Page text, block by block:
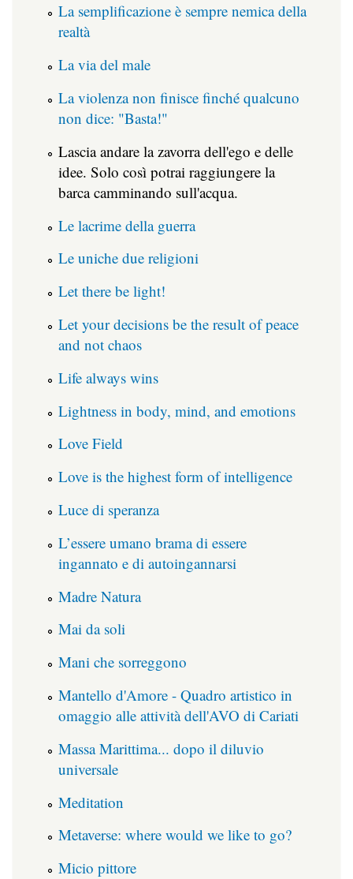
La semplificazione è sempre nemica della
realtà
La via del male
La violenza non finisce finché qualcuno
non dice: "Basta!"
Lascia andare la zavorra dell'ego e delle
idee. Solo così potrai raggiungere la
barca camminando sull'acqua.
Le lacrime della guerra
Le uniche due religioni
Let there be light!
Let your decisions be the result of peace
and not chaos
Life always wins
Lightness in body, mind, and emotions
Love Field
Love is the highest form of intelligence
Luce di speranza
L’essere umano brama di essere
ingannato e di autoingannarsi
Madre Natura
Mai da soli
Mani che sorreggono
Mantello d'Amore - Quadro artistico in
omaggio alle attività dell'AVO di Cariati
Massa Marittima... dopo il diluvio
universale
Meditation
Metaverse: where would we like to go?
Micio pittore